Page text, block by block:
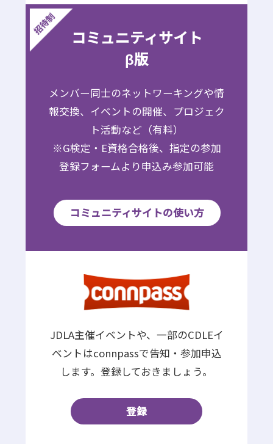
コミュニティサイト
β版
メンバー同士のネットワーキングや情
報交換、イベントの開催、プロジェク
ト活動など（有料）
※G検定・E資格合格後、指定の参加
登録フォームより申込み参加可能
コミュニティサイトの使い方
JDLA主催イベントや、一部のCDLEイ
ベントはconnpassで告知・参加申込
します。登録しておきましょう。
登録